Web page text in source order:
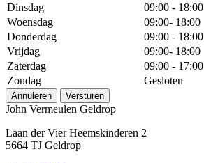
Dinsdag
09:00 - 18:00
Woensdag
09:00- 18:00
Donderdag
09:00 - 18:00
Vrijdag
09:00- 18:00
Zaterdag
09:00 - 17:00
Zondag
Gesloten
Annuleren Versturen
John Vermeulen Geldrop
Laan der Vier Heemskinderen 2
5664 TJ Geldrop